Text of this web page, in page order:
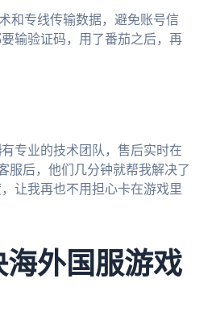
和专线传输数据，避免账号信
输验证码，用了番茄之后，再
有专业的技术团队，售后实时在
服后，他们几分钟就帮我解决了
让我再也不用担心卡在游戏里
外国服游戏